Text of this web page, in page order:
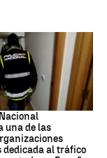
una de las
al tráfico